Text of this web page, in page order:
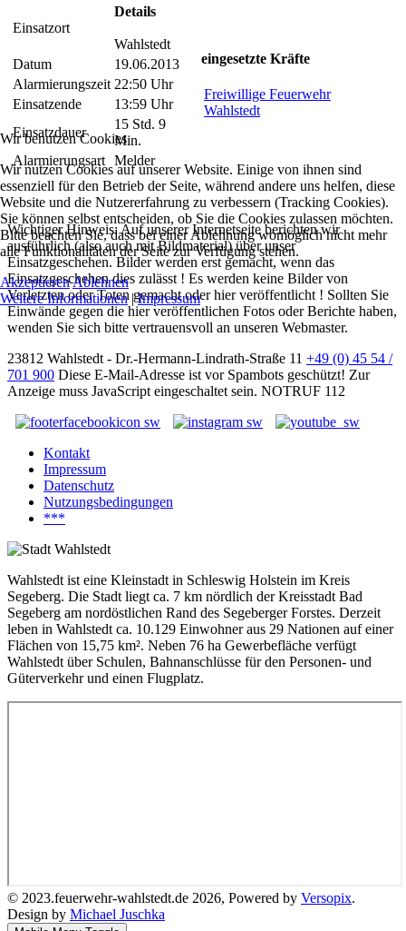
Einsatzort
Details
Wahlstedt
Datum
19.06.2013
Alarmierungszeit 22:50 Uhr
Einsatzende
13:59 Uhr
Einsatzdauer
15 Std. 9
Min.
Alarmierungsart Melder
eingesetzte Kräfte
Freiwillige Feuerwehr
Wahlstedt
Wichtiger Hinweis: Auf unserer Internetseite berichten wir
ausführlich (also auch mit Bildmaterial) über unser
Einsatzgeschehen. Bilder werden erst gemacht, wenn das
Einsatzgeschehen dies zulässt ! Es werden keine Bilder von
Verletzten oder Toten gemacht oder hier veröffentlicht ! Sollten Sie
Einwände gegen die hier veröffentlichen Fotos oder Berichte haben,
wenden Sie sich bitte vertrauensvoll an unseren Webmaster.
23812 Wahlstedt - Dr.-Hermann-Lindrath-Straße 11 +49 (0) 45 54 /
701 900 Diese E-Mail-Adresse ist vor Spambots geschützt! Zur
Anzeige muss JavaScript eingeschaltet sein. NOTRUF 112
Kontakt
Impressum
Datenschutz
Nutzungsbedingungen
***
Wahlstedt ist eine Kleinstadt in Schleswig Holstein im Kreis
Segeberg. Die Stadt liegt ca. 7 km nördlich der Kreisstadt Bad
Segeberg am nordöstlichen Rand des Segeberger Forstes. Derzeit
leben in Wahlstedt ca. 10.129 Einwohner aus 29 Nationen auf einer
Flächen von 15,75 km². Neben 76 ha Gewerbefläche verfügt
Wahlstedt über Schulen, Bahnanschlüsse für den Personen- und
Güterverkehr und einen Flugplatz.
© 2023.feuerwehr-wahlstedt.de 2026, Powered by Versopix.
Design by Michael Juschka
Wir benutzen Cookies
Wir nutzen Cookies auf unserer Website. Einige von ihnen sind
essenziell für den Betrieb der Seite, während andere uns helfen, diese
Website und die Nutzererfahrung zu verbessern (Tracking Cookies).
Sie können selbst entscheiden, ob Sie die Cookies zulassen möchten.
Bitte beachten Sie, dass bei einer Ablehnung womöglich nicht mehr
alle Funktionalitäten der Seite zur Verfügung stehen.
AkzeptierenAblehnen
Weitere Informationen|Impressum